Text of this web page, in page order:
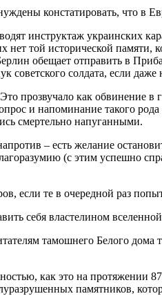
констатировать, что в
инструктаж украинских
той исторической
обещает отправить в
солдата, если
как обвинение в
и напоминание такого
смертельно напуганными.
– есть желание
(с этим успешно
те в очередной раз
себя властелином
тамошнего Белого дома
как это на протяжении
памятников,